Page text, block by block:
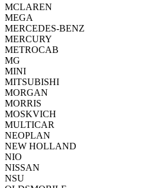
MCLAREN
MEGA
MERCEDES-BENZ
MERCURY
METROCAB
MG
MINI
MITSUBISHI
MORGAN
MORRIS
MOSKVICH
MULTICAR
NEOPLAN
NEW HOLLAND
NIO
NISSAN
NSU